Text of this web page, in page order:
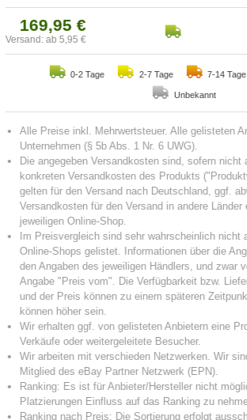
169,95 €
Versand: ab 5,95 €
0-2 Tage 2-7 Tage 7-14 Tage
Unbekannt